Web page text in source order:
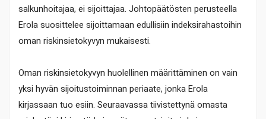
salkunhoitajaa, ei sijoittajaa. Johtopäätösten perusteella
Erola suosittelee sijoittamaan edullisiin indeksirahastoihin
oman riskinsietokyvyn mukaisesti.
Oman riskinsietokyvyn huolellinen määrittäminen on vain
yksi hyvän sijoitustoiminnan periaate, jonka Erola
kirjassaan tuo esiin. Seuraavassa tiivistettynä omasta